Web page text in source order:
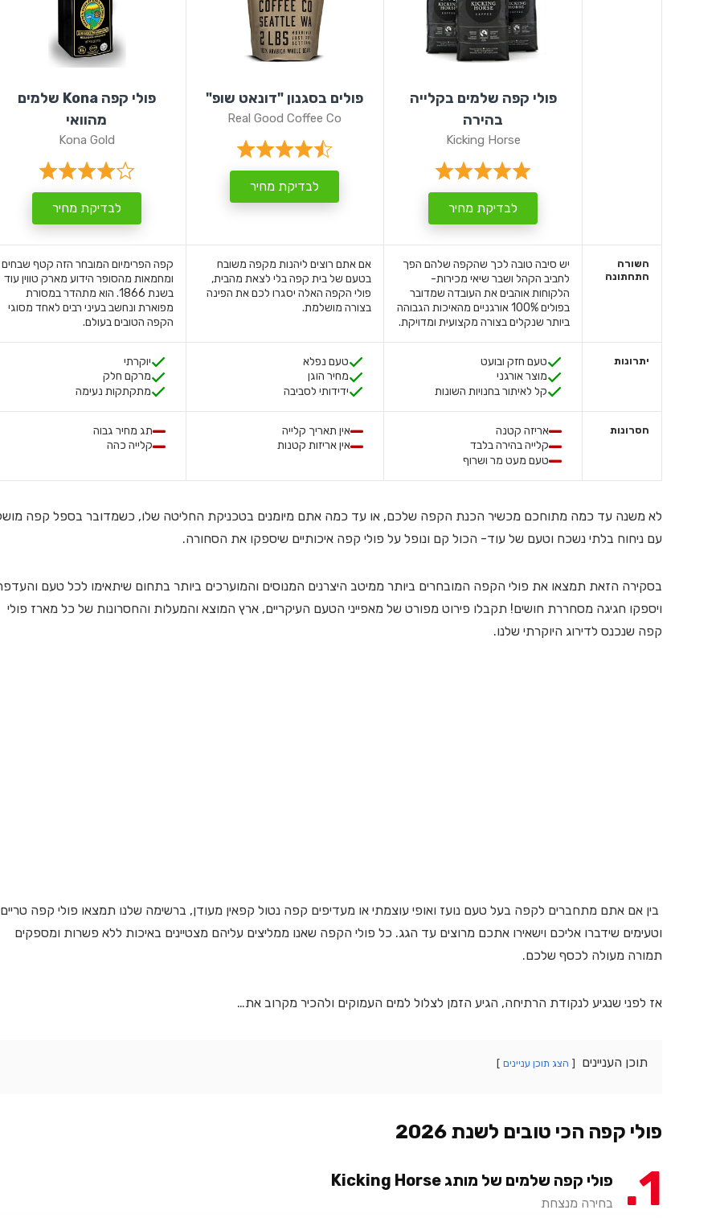
השורה
התחתונה
יתרונות
חסרונות
פולי קפה שלמים בקלייה
בהירה
Kicking Horse
לבדיקת מחיר
יש סיבה טובה לכך שהקפה שלהם הפך
לחביב הקהל ושבר שיאי מכירות-
הלקוחות אוהבים את העובדה שמדובר
בפולים 100% אורגניים מהאיכות הגבוהה
ביותר שנקלים בצורה מקצועית ומדויקת.
טעם חזק ובועט
מוצר אורגני
קל לאיתור בחנויות השונות
אריזה קטנה
קלייה בהירה בלבד
טעם מעט מר ושרוף
פולים בסגנון "דונאט שופ"
Real Good Coffee Co
לבדיקת מחיר
אם אתם רוצים ליהנות מקפה משובח
בטעם של בית קפה בלי לצאת מהבית,
פולי הקפה האלה יסגרו לכם את הפינה
בצורה מושלמת.
טעם נפלא
מחיר הוגן
ידידותי לסביבה
אין תאריך קלייה
אין אריזות קטנות
פולי קפה Kona שלמים
מהוואי
Kona Gold
לבדיקת מחיר
קפה הפרימיום המובחר הזה קטף שבחים
ומחמאות מהסופר הידוע מארק טווין עוד
בשנת 1866. הוא מתהדר במסורת
מפוארת ונחשב בעיני רבים לאחד מסוגי
הקפה הטובים בעולם.
יוקרתי
מרקם חלק
מתקתקות נעימה
תג מחיר גבוה
קלייה כהה
לא משנה עד כמה מתוחכם מכשיר הכנת הקפה שלכם, או עד כמה אתם מיומנים בטכניקת החליטה שלו, כשמדובר בספל קפה
עם ניחוח בלתי נשכח וטעם של עוד- הכול קם ונופל על פולי קפה איכותיים שיספקו את הסחורה.
בסקירה הזאת תמצאו את פולי הקפה המובחרים ביותר ממיטב היצרנים המנוסים והמוערכים ביותר בתחום שיתאימו לכל טעם
ויספקו חגיגה מסחררת חושים! תקבלו פירוט מפורט של מאפייני הטעם העיקריים, ארץ המוצא והמעלות והחסרונות של כל מארז פולי
קפה שנכנס לדירוג היוקרתי שלנו.
בין אם אתם מתחברים לקפה בעל טעם נועז ואופי עוצמתי או מעדיפים קפה נטול קפאין מעודן, ברשימה שלנו תמצאו פולי קפה טריים
וטעימים שידברו אליכם וישאירו אתכם מרוצים עד הגג. כל פולי הקפה שאנו ממליצים עליהם מצטיינים באיכות ללא פשרות ומספקים
תמורה מעולה לכסף שלכם.
אז לפני שנגיע לנקודת הרתיחה, הגיע הזמן לצלול למים העמוקים ולהכיר מקרוב את…
תוכן העניינים הצג תוכן עניינים
פולי קפה הכי טובים לשנת 2026
1 פולי קפה שלמים של מותג Kicking Horse
בחירה מנצחת